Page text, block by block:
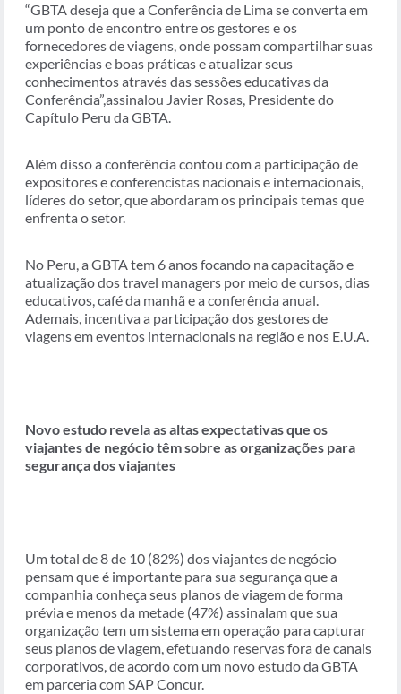
“GBTA deseja que a Conferência de Lima se converta em
um ponto de encontro entre os gestores e os
fornecedores de viagens, onde possam compartilhar suas
experiências e boas práticas e atualizar seus
conhecimentos através das sessões educativas da
Conferência”,assinalou Javier Rosas, Presidente do
Capítulo Peru da GBTA.
Além disso a conferência contou com a participação de
expositores e conferencistas nacionais e internacionais,
líderes do setor, que abordaram os principais temas que
enfrenta o setor.
No Peru, a GBTA tem 6 anos focando na capacitação e
atualização dos travel managers por meio de cursos, dias
educativos, café da manhã e a conferência anual.
Ademais, incentiva a participação dos gestores de
viagens em eventos internacionais na região e nos E.U.A.
Novo estudo revela as altas expectativas que os
viajantes de negócio têm sobre as organizações para
segurança dos viajantes
Um total de 8 de 10 (82%) dos viajantes de negócio
pensam que é importante para sua segurança que a
companhia conheça seus planos de viagem de forma
prévia e menos da metade (47%) assinalam que sua
organização tem um sistema em operação para capturar
seus planos de viagem, efetuando reservas fora de canais
corporativos, de acordo com um novo estudo da GBTA
em parceria com SAP Concur.